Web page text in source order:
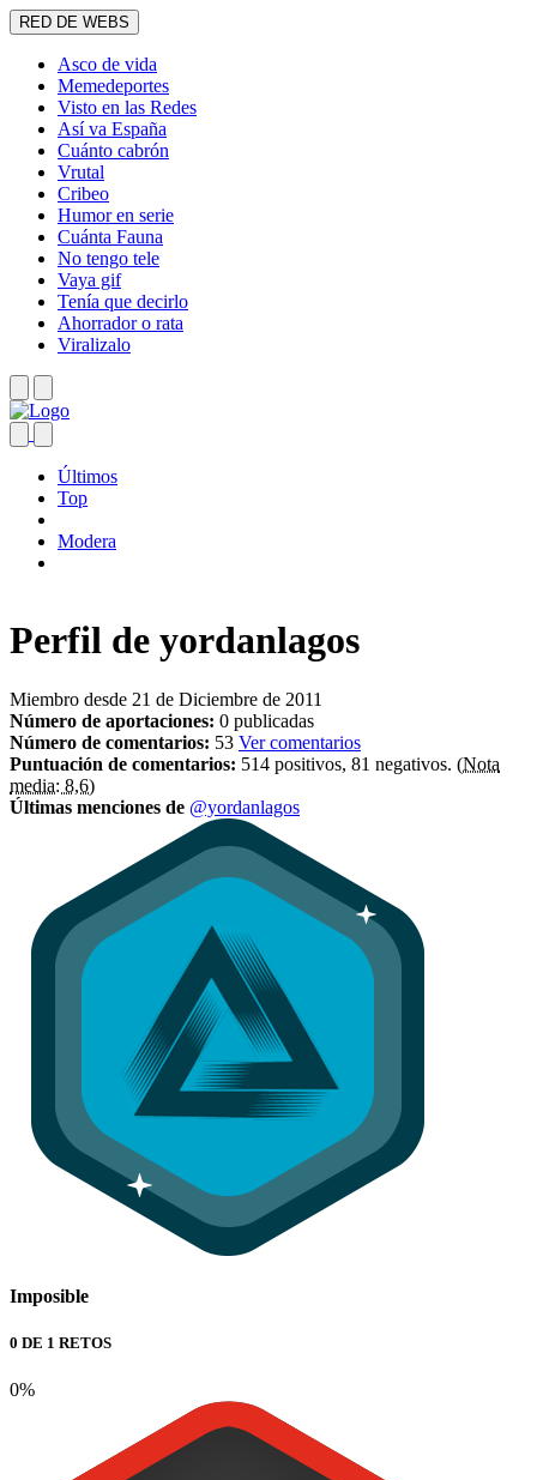
RED DE WEBS
Asco de vida
Memedeportes
Visto en las Redes
Así va España
Cuánto cabrón
Vrutal
Cribeo
Humor en serie
Cuánta Fauna
No tengo tele
Vaya gif
Tenía que decirlo
Ahorrador o rata
Viralizalo
Últimos
Top
Modera
Perfil de yordanlagos
Miembro desde 21 de Diciembre de 2011
Número de aportaciones: 0 publicadas
Número de comentarios: 53 Ver comentarios
Puntuación de comentarios: 514 positivos, 81 negativos. (Nota
media: 8,6)
Últimas menciones de @yordanlagos
Imposible
0 DE 1 RETOS
0%